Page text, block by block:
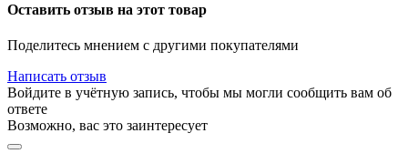
Оставить отзыв на этот товар
Поделитесь мнением с другими покупателями
Написать отзыв
Войдите в учётную запись, чтобы мы могли сообщить вам об
ответе
Возможно, вас это заинтересует